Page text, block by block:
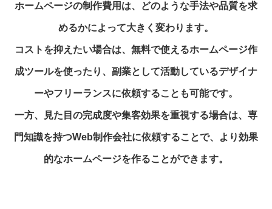
ホームページの制作費用は、どのような手法や品質を求
めるかによって大きく変わります。
コストを抑えたい場合は、無料で使えるホームページ作
成ツールを使ったり、副業として活動しているデザイナ
ーやフリーランスに依頼することも可能です。
一方、見た目の完成度や集客効果を重視する場合は、専
門知識を持つWeb制作会社に依頼することで、より効果
的なホームページを作ることができます。